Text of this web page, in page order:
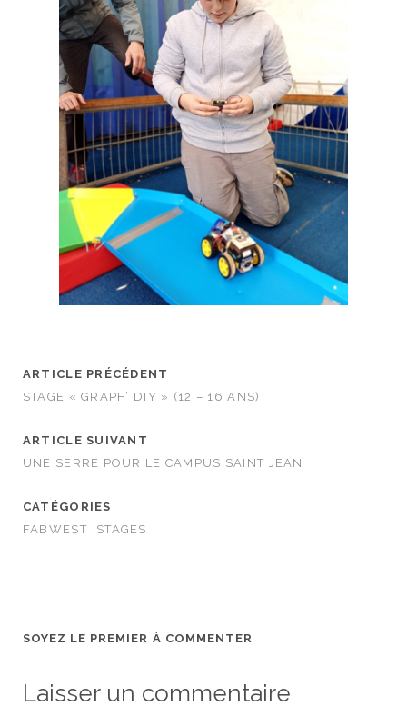
ARTICLE PRÉCÉDENT
STAGE « GRAPH’ DIY » (12 – 16 ANS)
ARTICLE SUIVANT
UNE SERRE POUR LE CAMPUS SAINT JEAN
CATÉGORIES
FABWEST
STAGES
SOYEZ LE PREMIER À COMMENTER
Laisser un commentaire